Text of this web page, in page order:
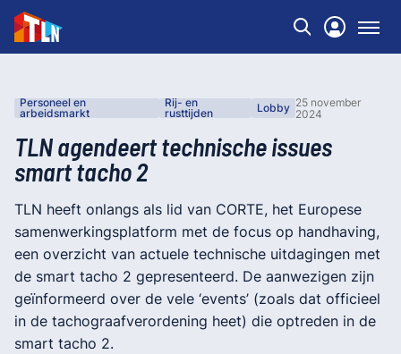
Personeel en
arbeidsmarkt
Rij- en
rusttijden
Lobby 25 november
2024
TLN agendeert technische issues
smart tacho 2
TLN heeft onlangs als lid van CORTE, het Europese
samenwerkingsplatform met de focus op handhaving,
een overzicht van actuele technische uitdagingen met
de smart tacho 2 gepresenteerd. De aanwezigen zijn
geïnformeerd over de vele ‘events’ (zoals dat officieel
in de tachograafverordening heet) die optreden in de
smart tacho 2.